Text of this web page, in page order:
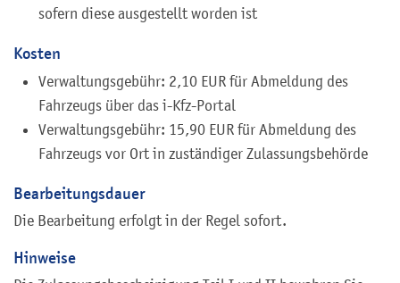
sofern diese ausgestellt worden ist
Kosten
Verwaltungsgebühr: 2,10 EUR für Abmeldung des
Fahrzeugs über das i-Kfz-Portal
Verwaltungsgebühr: 15,90 EUR für Abmeldung des
Fahrzeugs vor Ort in zuständiger Zulassungsbehörde
Bearbeitungsdauer
Die Bearbeitung erfolgt in der Regel sofort.
Hinweise